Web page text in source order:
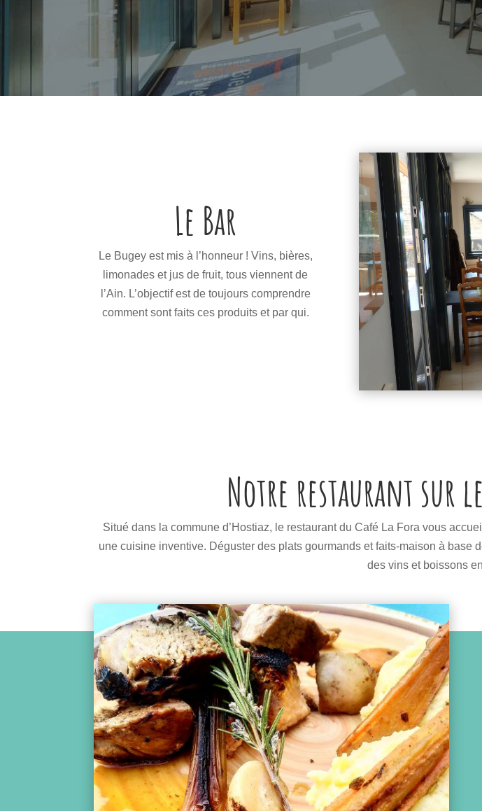
Le Bar
Le Bugey est mis à l’honneur ! Vins, bières,
limonades et jus de fruit, tous viennent de
l’Ain. L’objectif est de toujours comprendre
comment sont faits ces produits et par qui.
Notre restaurant sur
Situé dans la commune d’Hostiaz, le restaurant du Café La Fora vous
une cuisine inventive. Déguster des plats gourmands et faits-maison à
des vins et boissons